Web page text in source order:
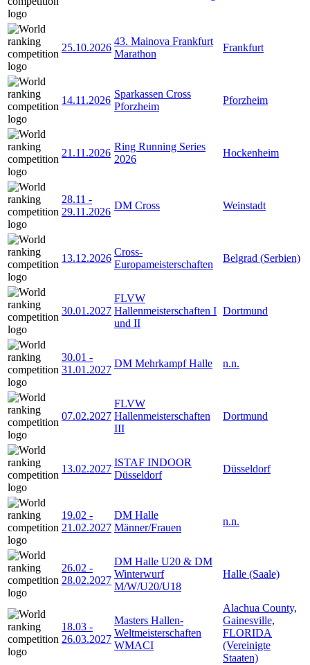
25.10.2026
43. Mainova Frankfurt
Marathon
Frankfurt
14.11.2026
Sparkassen Cross
Pforzheim
Pforzheim
21.11.2026
Ring Running Series
2026
Hockenheim
28.11 -
29.11.2026
DM Cross Weinstadt
13.12.2026
Cross-
Europameisterschaften
Belgrad (Serbien)
30.01.2027
FLVW
Hallenmeisterschaften I
und II
Dortmund
30.01 -
31.01.2027
DM Mehrkampf Halle n.n.
07.02.2027
FLVW
Hallenmeisterschaften
III
Dortmund
13.02.2027
ISTAF INDOOR
Düsseldorf
Düsseldorf
19.02 -
21.02.2027
DM Halle
Männer/Frauen
n.n.
26.02 -
28.02.2027
DM Halle U20 & DM
Winterwurf
M/W/U20/U18
Halle (Saale)
18.03 -
26.03.2027
Masters Hallen-
Weltmeisterschaften
WMACI
Alachua County,
Gainesville,
FLORIDA
(Vereinigte
Staaten)